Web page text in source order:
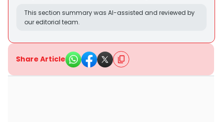
This section summary was AI-assisted and reviewed by
our editorial team.
Share Article